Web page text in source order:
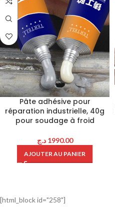
Pâte adhésive pour
réparation industrielle, 40g
pour soudage à froid
1990.00 د.ج
AJOUTER AU PANIER
[html_block id="258"]